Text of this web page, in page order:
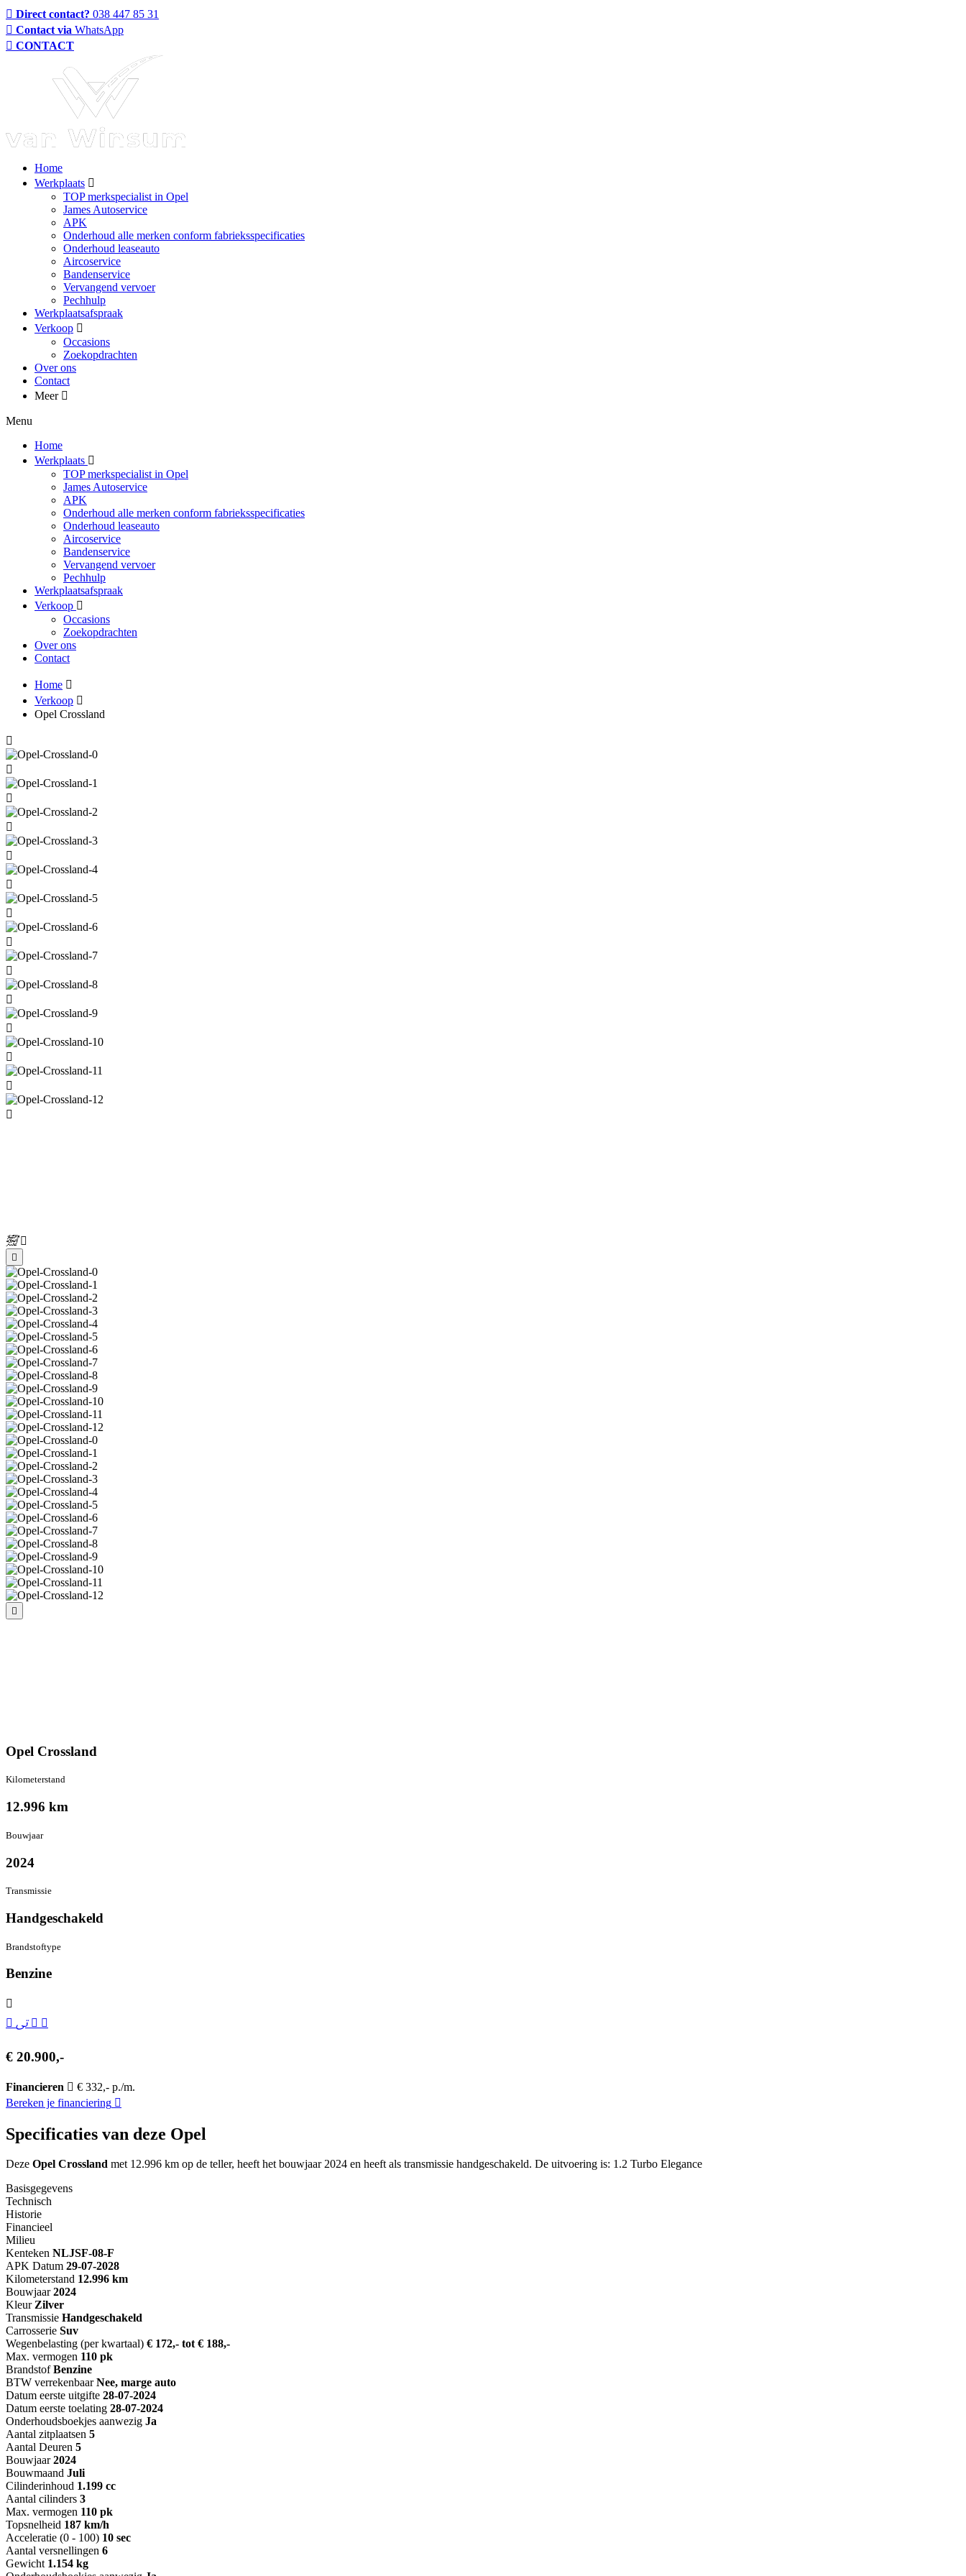
Direct contact? 038 447 85 31
Contact via WhatsApp
CONTACT
Home
Werkplaats
TOP merkspecialist in Opel
James Autoservice
APK
Onderhoud alle merken conform fabrieksspecificaties
Onderhoud leaseauto
Aircoservice
Bandenservice
Vervangend vervoer
Pechhulp
Werkplaatsafspraak
Verkoop
Occasions
Zoekopdrachten
Over ons
Contact
Meer
Menu
Home
Werkplaats
TOP merkspecialist in Opel
James Autoservice
APK
Onderhoud alle merken conform fabrieksspecificaties
Onderhoud leaseauto
Aircoservice
Bandenservice
Vervangend vervoer
Pechhulp
Werkplaatsafspraak
Verkoop
Occasions
Zoekopdrachten
Over ons
Contact
Home
Verkoop
Opel Crossland
Opel Crossland
Kilometer­stand
12.996 km
Bouwjaar
2024
Transmissie
Hand­geschakeld
Brandstof­type
Benzine
€ 20.900,-
Financieren
€ 332,- p./m.
Bereken je financiering
Specificaties van deze Opel
Deze Opel Crossland met 12.996 km op de teller, heeft het bouwjaar 2024 en heeft als transmissie handgeschakeld. De uitvoering is: 1.2 Turbo Elegance
Basisgegevens
Technisch
Historie
Financieel
Milieu
Kenteken NLJSF-08-F
APK Datum 29-07-2028
Kilometerstand 12.996 km
Bouwjaar 2024
Kleur Zilver
Transmissie Handgeschakeld
Carrosserie Suv
Wegenbelasting (per kwartaal) € 172,- tot € 188,-
Max. vermogen 110 pk
Brandstof Benzine
BTW verrekenbaar Nee, marge auto
Datum eerste uitgifte 28-07-2024
Datum eerste toelating 28-07-2024
Onderhoudsboekjes aanwezig Ja
Aantal zitplaatsen 5
Aantal Deuren 5
Bouwjaar 2024
Bouwmaand Juli
Cilinderinhoud 1.199 cc
Aantal cilinders 3
Max. vermogen 110 pk
Topsnelheid 187 km/h
Acceleratie (0 - 100) 10 sec
Aantal versnellingen 6
Gewicht 1.154 kg